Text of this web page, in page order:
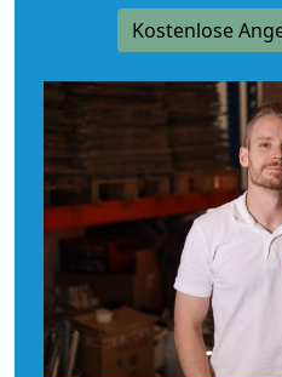
Kostenlose